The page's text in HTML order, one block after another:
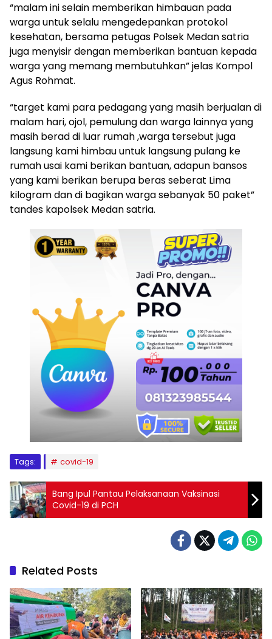
“malam ini selain memberikan himbauan pada
warga untuk selalu mengedepankan protokol
kesehatan, bersama petugas Polsek Medan satria
juga menyisir dengan memberikan bantuan kepada
warga yang memang membutuhkan” jelas Kompol
Agus Rohmat.
“target kami para pedagang yang masih berjualan di
malam hari, ojol, pemulung dan warga lainnya yang
masih berad di luar rumah ,warga tersebut juga
langsung kami himbau untuk langsung pulang ke
rumah usai kami berikan bantuan, adapun bansos
yang kami berikan berupa beras seberat Lima
kilogram dan di bagikan warga sebanyak 50 paket”
tandes kapolsek Medan satria.
Tags: covid-19
Bang Ipul Pantau Pelaksanaan Vaksinasi
Covid-19 di PCH
Related Posts